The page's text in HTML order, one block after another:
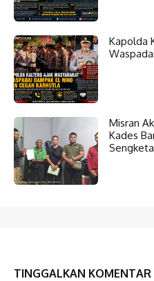
Kapolda
Misran
Kades
TINGGALKAN KOMENTAR